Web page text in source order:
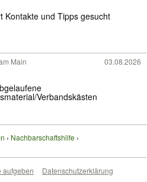
Kontakte und Tipps gesucht
Main 03.08.2026
Verbandskästen
Nachbarschaftshilfe
aufgeben
Datenschutzerklärung